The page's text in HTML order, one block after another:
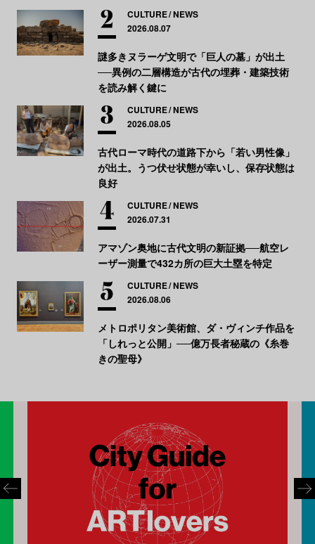
CULTURE NEWS
2026.08.07
謎多きヌラーゲ文明で「巨人の墓」が出土
──異例の二層構造が古代の埋葬・建築技術
を読み解く鍵に
CULTURE NEWS
2026.08.05
古代ローマ時代の道路下から「若い男性像」
が出土。うつ伏せ状態が幸いし、保存状態は
良好
CULTURE NEWS
2026.07.31
アマゾン奥地に古代文明の新証拠──航空レ
ーザー測量で432カ所の巨大土塁を特定
CULTURE NEWS
2026.08.06
メトロポリタン美術館、ダ・ヴィンチ作品を
「しれっと公開」──億万長者秘蔵の《糸巻
きの聖母》